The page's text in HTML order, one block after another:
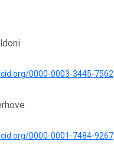
0000-0003-3445-7562
0000-0001-7484-9267